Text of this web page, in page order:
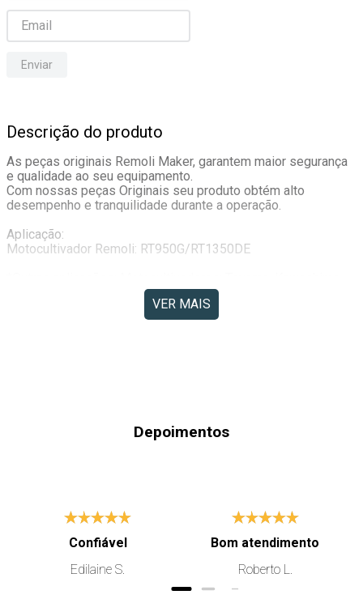
Enviar
Descrição do produto
As peças originais Remoli Maker, garantem maior segurança
e qualidade ao seu equipamento.
Com nossas peças Originais seu produto obtém alto
desempenho e tranquilidade durante a operação.
Aplicação:
Motocultivador Remoli: RT950G/RT1350DE
Branco, Nagano, Vulcan, Buffalo, Coyote, Vonder, Zmax,
OBS: Confira as medidas para outras aplicações!
ocasionados por erros de montagem e/ou aplicação
inadequada do produto.
VER MAIS
Depoimentos
Confiável
Edilaine S.
Bom atendimento
Roberto L.